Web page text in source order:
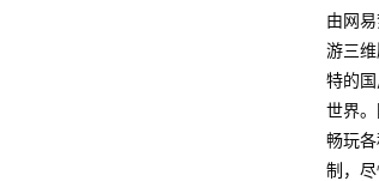
由网
游三
特的
世界
畅玩
制，